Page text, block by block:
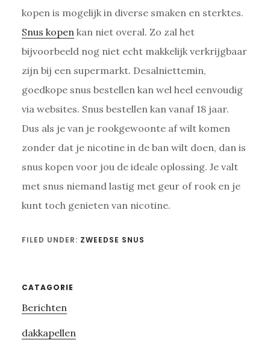
kopen is mogelijk in diverse smaken en sterktes.
Snus kopen kan niet overal. Zo zal het
bijvoorbeeld nog niet echt makkelijk verkrijgbaar
zijn bij een supermarkt. Desalniettemin,
goedkope snus bestellen kan wel heel eenvoudig
via websites. Snus bestellen kan vanaf 18 jaar.
Dus als je van je rookgewoonte af wilt komen
zonder dat je nicotine in de ban wilt doen, dan is
snus kopen voor jou de ideale oplossing. Je valt
met snus niemand lastig met geur of rook en je
kunt toch genieten van nicotine.
FILED UNDER: ZWEEDSE SNUS
Primary
Sidebar
CATAGORIE
Berichten
dakkapellen